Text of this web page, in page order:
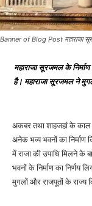
Banner of Blog Post महाराजा
महाराजा सूरजमल के
है। महाराजा सूरजमल ने
अकबर तथा शाहजहां के काल
अनेक भव्य भवनों का
में राजा की उपाधि मिलने के
भवनों के निर्माण का निर्णय
मुगलों और राजपूतों के राज्य